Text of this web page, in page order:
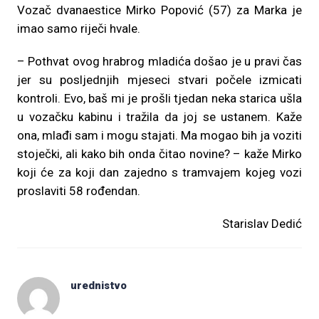
Vozač dvanaestice Mirko Popović (57) za Marka je
imao samo riječi hvale.
– Pothvat ovog hrabrog mladića došao je u pravi čas
jer su posljednjih mjeseci stvari počele izmicati
kontroli. Evo, baš mi je prošli tjedan neka starica ušla
u vozačku kabinu i tražila da joj se ustanem. Kaže
ona, mlađi sam i mogu stajati. Ma mogao bih ja voziti
stoječki, ali kako bih onda čitao novine? – kaže Mirko
koji će za koji dan zajedno s tramvajem kojeg vozi
proslaviti 58 rođendan.
Starislav Dedić
urednistvo